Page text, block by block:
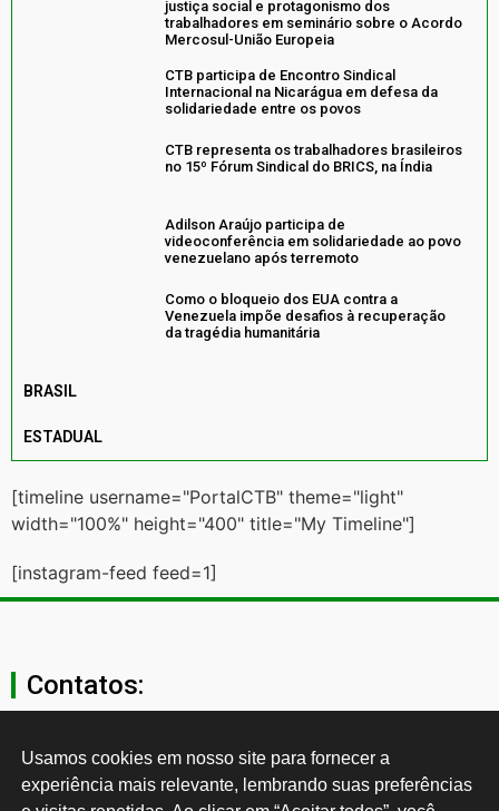
justiça social e protagonismo dos
trabalhadores em seminário sobre o Acordo
Mercosul-União Europeia
CTB participa de Encontro Sindical
Internacional na Nicarágua em defesa da
solidariedade entre os povos
CTB representa os trabalhadores brasileiros
no 15º Fórum Sindical do BRICS, na Índia
Adilson Araújo participa de
videoconferência em solidariedade ao povo
venezuelano após terremoto
Como o bloqueio dos EUA contra a
Venezuela impõe desafios à recuperação
da tragédia humanitária
BRASIL
ESTADUAL
[timeline username="PortalCTB" theme="light"
width="100%" height="400" title="My Timeline"]
[instagram-feed feed=1]
Contatos:
secgeral@ctb.org.br
11 3874-0040
Usamos cookies em nosso site para fornecer a
experiência mais relevante, lembrando suas preferências